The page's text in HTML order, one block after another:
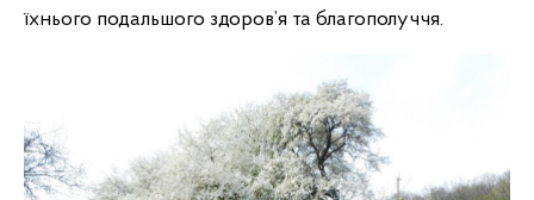
їхнього подальшого здоров’я та благополуччя.